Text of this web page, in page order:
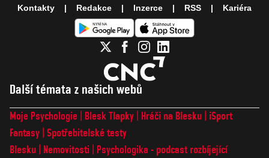
Další témata z našich webů
Moje Psychologie Blesk Tlapky Hráči na Blesku
iSport
Fantasy Spotřebitelské testy
Blesku
Nemovitosti
Psychologika - podcast rozbíjející
Kontakty Redakce Inzerce RSS Kariéra